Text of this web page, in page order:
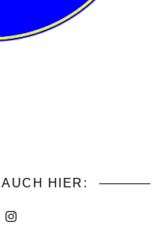
HIER: